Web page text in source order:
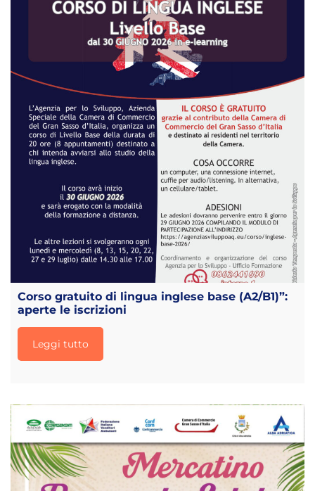
Corso gratuito di lingua inglese base (A2/B1)”:
aperte le iscrizioni
Leggi tutto